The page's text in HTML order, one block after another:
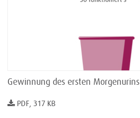
Gewinnung des ersten Morgenurins
PDF, 317 KB